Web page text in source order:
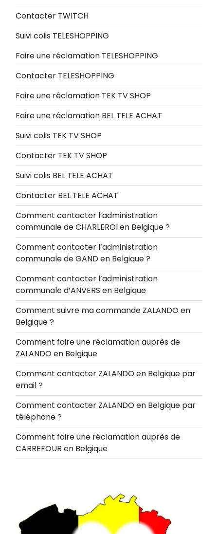
Contacter TWITCH
Suivi colis TELESHOPPING
Faire une réclamation TELESHOPPING
Contacter TELESHOPPING
Faire une réclamation TEK TV SHOP
Faire une réclamation BEL TELE ACHAT
Suivi colis TEK TV SHOP
Contacter TEK TV SHOP
Suivi colis BEL TELE ACHAT
Contacter BEL TELE ACHAT
Comment contacter l’administration
communale de CHARLEROI en Belgique ?
Comment contacter l’administration
communale de GAND en Belgique ?
Comment contacter l’administration
communale d’ANVERS en Belgique
Comment suivre ma commande ZALANDO en
Belgique ?
Comment faire une réclamation auprès de
ZALANDO en Belgique
Comment contacter ZALANDO en Belgique par
email ?
Comment contacter ZALANDO en Belgique par
téléphone ?
Comment faire une réclamation auprès de
CARREFOUR en Belgique